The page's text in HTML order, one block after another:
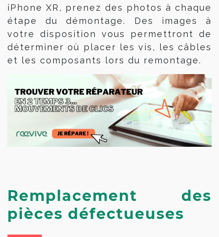
iPhone XR, prenez des photos à chaque
étape du démontage. Des images à
votre disposition vous permettront de
déterminer où placer les vis, les câbles
et les composants lors du remontage.
Remplacement des
pièces défectueuses